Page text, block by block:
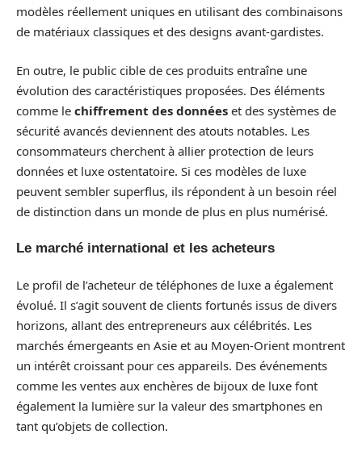
modèles réellement uniques en utilisant des combinaisons
de matériaux classiques et des designs avant-gardistes.
En outre, le public cible de ces produits entraîne une
évolution des caractéristiques proposées. Des éléments
comme le chiffrement des données et des systèmes de
sécurité avancés deviennent des atouts notables. Les
consommateurs cherchent à allier protection de leurs
données et luxe ostentatoire. Si ces modèles de luxe
peuvent sembler superflus, ils répondent à un besoin réel
de distinction dans un monde de plus en plus numérisé.
Le marché international et les acheteurs
Le profil de l’acheteur de téléphones de luxe a également
évolué. Il s’agit souvent de clients fortunés issus de divers
horizons, allant des entrepreneurs aux célébrités. Les
marchés émergeants en Asie et au Moyen-Orient montrent
un intérêt croissant pour ces appareils. Des événements
comme les ventes aux enchères de bijoux de luxe font
également la lumière sur la valeur des smartphones en
tant qu’objets de collection.